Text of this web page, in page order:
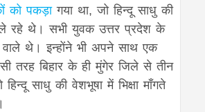
को पकड़ागया था, जो हिन्दू साधु की
ले रहे थे। सभी युवक उत्तर प्रदेश के
थे। इन्होंने भी अपने साथ एक
तरह बिहार के ही मुंगेर जिले से तीन
साधु की वेशभूषा में भिक्षा माँगते